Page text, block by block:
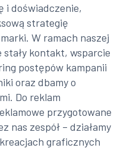
i doświadczenie,
strategię
W ramach naszej
stały kontakt, wsparcie
postępów kampanii
oraz dbamy o
Do reklam
przygotowane
nas zespół – działamy
graficznych